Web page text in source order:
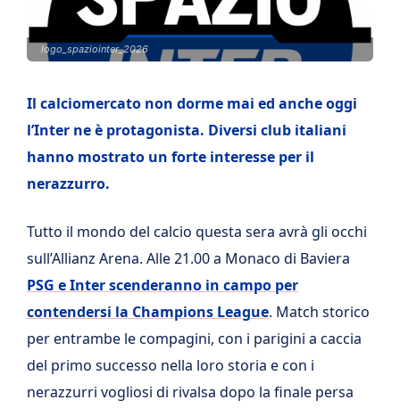
logo_spaziointer_2026
Il calciomercato non dorme mai ed anche oggi
l’Inter ne è protagonista. Diversi club italiani
hanno mostrato un forte interesse per il
nerazzurro.
Tutto il mondo del calcio questa sera avrà gli occhi
sull’Allianz Arena. Alle 21.00 a Monaco di Baviera
PSG e Inter scenderanno in campo per
contendersi la Champions League. Match storico
per entrambe le compagini, con i parigini a caccia
del primo successo nella loro storia e con i
nerazzurri vogliosi di rivalsa dopo la finale persa